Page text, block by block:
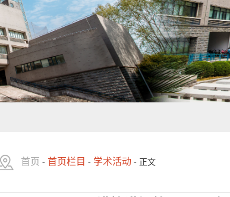
首页 - 首页栏目 - 学术活动 - 正文